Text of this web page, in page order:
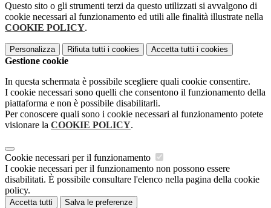
Questo sito o gli strumenti terzi da questo utilizzati si avvalgono di
cookie necessari al funzionamento ed utili alle finalità illustrate nella
COOKIE POLICY.
Personalizza Rifiuta tutti i cookies Accetta tutti i cookies
Gestione cookie
In questa schermata è possibile scegliere quali cookie consentire.
I cookie necessari sono quelli che consentono il funzionamento della
piattaforma e non è possibile disabilitarli.
Per conoscere quali sono i cookie necessari al funzionamento potete
visionare la COOKIE POLICY.
Cookie necessari per il funzionamento
I cookie necessari per il funzionamento non possono essere
disabilitati. È possibile consultare l'elenco nella pagina della cookie
policy.
Accetta tutti Salva le preferenze